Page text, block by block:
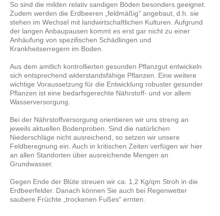
So sind die milden relativ sandigen Böden besonders geeignet.
Zudem werden die Erdbeeren „feldmäßig“ angebaut, d.h. sie
stehen im Wechsel mit landwirtschaftlichen Kulturen. Aufgrund
der langen Anbaupausen kommt es erst gar nicht zu einer
Anhäufung von spezifischen Schädlingen und
Krankheitserregern im Boden.
Aus dem amtlich kontrollierten gesunden Pflanzgut entwickeln
sich entsprechend widerstandsfähige Pflanzen. Eine weitere
wichtige Voraussetzung für die Entwicklung robuster gesunder
Pflanzen ist eine bedarfsgerechte Nährstoff- und vor allem
Wasserversorgung.
Bei der Nährstoffversorgung orientieren wir uns streng an
jeweils aktuellen Bodenproben. Sind die natürlichen
Niederschläge nicht ausreichend, so setzen wir unsere
Feldberegnung ein. Auch in kritischen Zeiten verfügen wir hier
an allen Standorten über ausreichende Mengen an
Grundwasser.
Gegen Ende der Blüte streuen wir ca. 1,2 Kg/qm Stroh in die
Erdbeerfelder. Danach können Sie auch bei Regenwetter
saubere Früchte „trockenen Fußes“ ernten.